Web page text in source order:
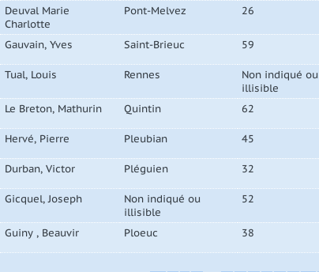
Deuval Marie
Charlotte
Pont-Melvez 26
Gauvain, Yves Saint-Brieuc 59
Tual, Louis Rennes
Non indiqué ou
illisible
Le Breton, Mathurin Quintin 62
Hervé, Pierre Pleubian 45
Durban, Victor Pléguien 32
Gicquel, Joseph
Non indiqué ou
illisible
52
Guiny , Beauvir Ploeuc 38